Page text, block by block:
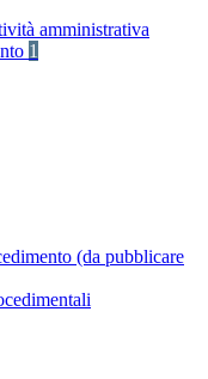
amministrativa
1
(da pubblicare